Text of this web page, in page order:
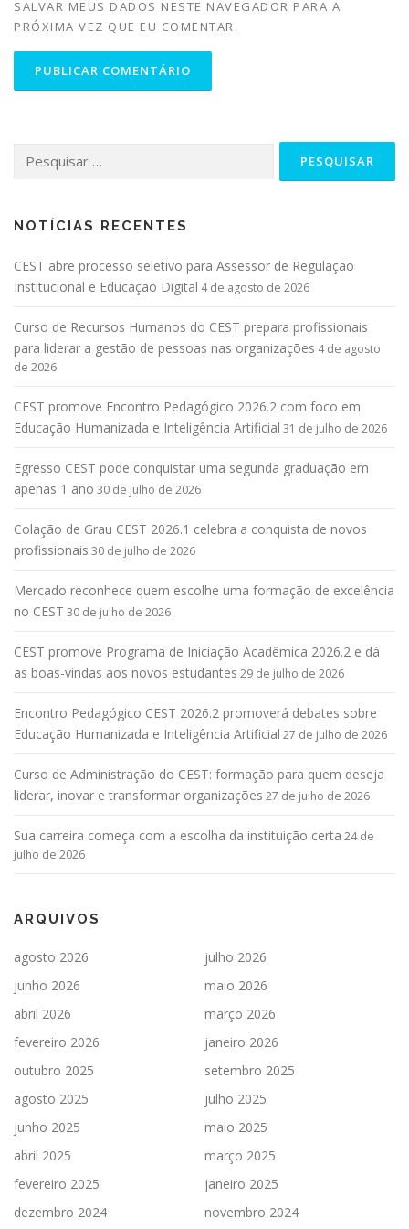
SALVAR MEUS DADOS NESTE NAVEGADOR PARA A
PRÓXIMA VEZ QUE EU COMENTAR.
NOTÍCIAS RECENTES
CEST abre processo seletivo para Assessor de Regulação
Institucional e Educação Digital 4 de agosto de 2026
Curso de Recursos Humanos do CEST prepara profissionais
para liderar a gestão de pessoas nas organizações 4 de agosto
de 2026
CEST promove Encontro Pedagógico 2026.2 com foco em
Educação Humanizada e Inteligência Artificial 31 de julho de 2026
Egresso CEST pode conquistar uma segunda graduação em
apenas 1 ano 30 de julho de 2026
Colação de Grau CEST 2026.1 celebra a conquista de novos
profissionais 30 de julho de 2026
Mercado reconhece quem escolhe uma formação de excelência
no CEST 30 de julho de 2026
CEST promove Programa de Iniciação Acadêmica 2026.2 e dá
as boas-vindas aos novos estudantes 29 de julho de 2026
Encontro Pedagógico CEST 2026.2 promoverá debates sobre
Educação Humanizada e Inteligência Artificial 27 de julho de 2026
Curso de Administração do CEST: formação para quem deseja
liderar, inovar e transformar organizações 27 de julho de 2026
Sua carreira começa com a escolha da instituição certa 24 de
julho de 2026
ARQUIVOS
agosto 2026
julho 2026
junho 2026
maio 2026
abril 2026
março 2026
fevereiro 2026
janeiro 2026
outubro 2025
setembro 2025
agosto 2025
julho 2025
junho 2025
maio 2025
abril 2025
março 2025
fevereiro 2025
janeiro 2025
dezembro 2024
novembro 2024